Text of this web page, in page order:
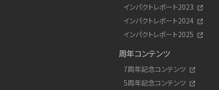
インパクトレポート2023
インパクトレポート2024
インパクトレポート2025
周年コンテンツ
7周年記念コンテンツ
5周年記念コンテンツ